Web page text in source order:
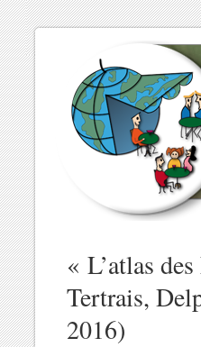
« L’atlas
Tertrais,
2016)